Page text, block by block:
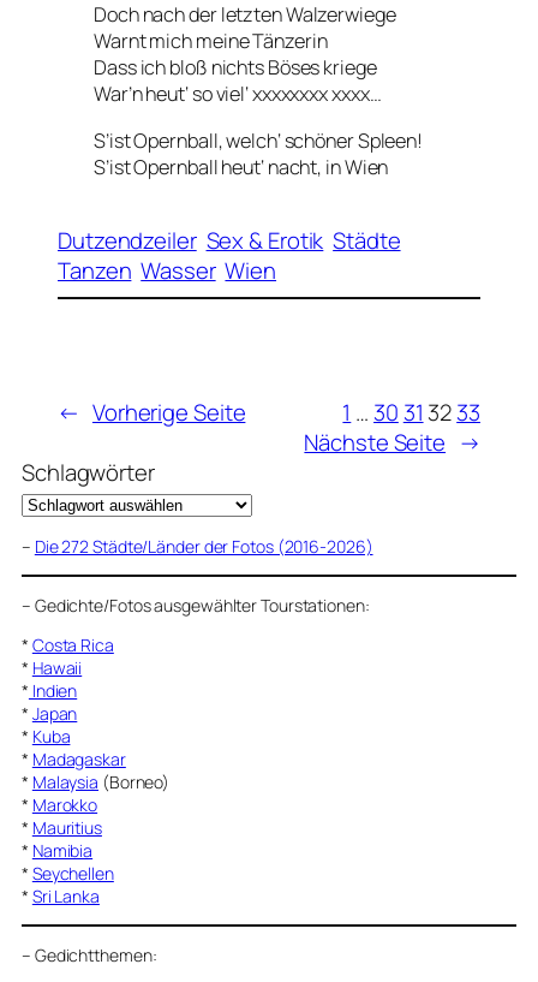
Doch nach der letzten Walzerwiege
Warnt mich meine Tänzerin
Dass ich bloß nichts Böses kriege
War’n heut‘ so viel‘ xxxxxxxx xxxx…
S’ist Opernball, welch‘ schöner Spleen!
S’ist Opernball heut‘ nacht, in Wien
Dutzendzeiler Sex & Erotik Städte
Tanzen Wasser Wien
← Vorherige Seite 1 … 30 31 3233
Nächste Seite →
Schlagwörter
– Die 272 Städte/Länder der Fotos (2016-2026)
– Gedichte/Fotos ausgewählter Tourstationen:
* Costa Rica
* Hawaii
* Indien
* Japan
* Kuba
* Madagaskar
* Malaysia (Borneo)
* Marokko
* Mauritius
* Namibia
* Seychellen
* Sri Lanka
– Gedichtthemen: